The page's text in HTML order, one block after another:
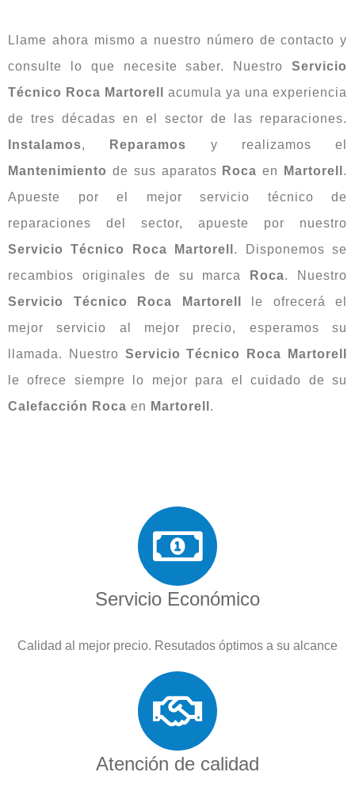
Llame ahora mismo a nuestro número de contacto y
consulte lo que necesite saber. Nuestro Servicio
Técnico Roca Martorell
acumula ya una experiencia
de tres décadas en el sector de las reparaciones.
Instalamos, Reparamos y realizamos el
Mantenimiento de sus aparatos Roca en Martorell .
Apueste por el mejor servicio técnico de
reparaciones del sector, apueste por nuestro
Servicio Técnico Roca Martorell . Disponemos se
recambios originales de su marca
Roca. Nuestro
Servicio Técnico Roca Martorell
le ofrecerá el
mejor servicio al mejor precio, esperamos su
llamada. Nuestro Servicio Técnico Roca Martorell
le ofrece siempre lo mejor para el cuidado de su
Calefacción Roca en Martorell .
Servicio Económico
Calidad al mejor precio. Resutados óptimos a su alcance
Atención de calidad